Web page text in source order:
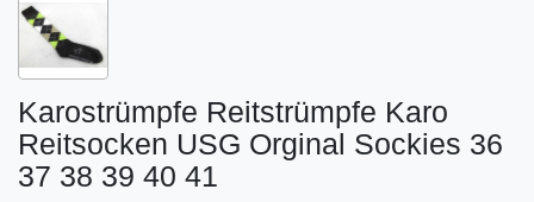
Karostrümpfe Reitstrümpfe Karo
Reitsocken USG Orginal Sockies 36
37 38 39 40 41